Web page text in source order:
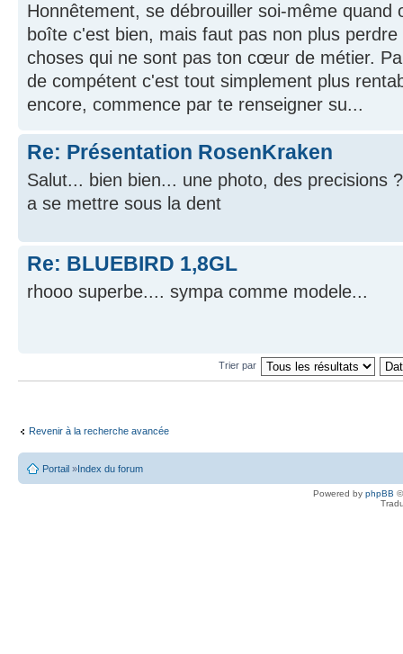
Honnêtement, se débrouiller soi-même quand
boîte c'est bien, mais faut pas non plus
choses qui ne sont pas ton cœur de métier.
de compétent c'est tout simplement plus
encore, commence par te renseigner su...
Re: Présentation RosenKraken
Salut... bien bien... une photo, des precisions
a se mettre sous la dent
Re: BLUEBIRD 1,8GL
rhooo superbe.... sympa comme modele...
Trier par
Revenir à la recherche avancée
Portail »Index du forum
Powered by phpBB